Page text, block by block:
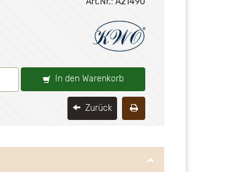
In den Warenkorb
Zurück